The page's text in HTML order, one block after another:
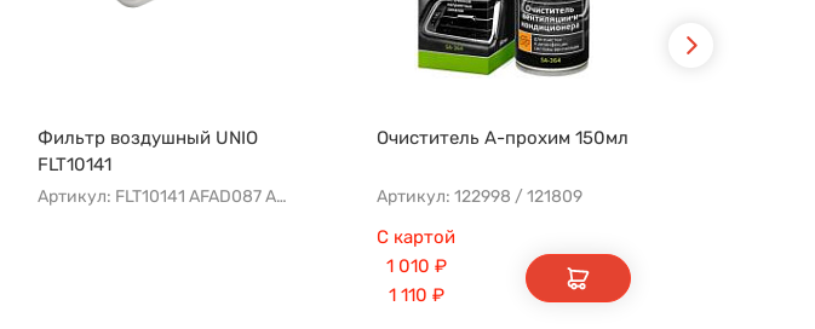
Фильтр воздушный UNIO
FLT10141
Артикул: FLT10141 AFAD087 AG302ECO AP142/3
Очиститель А-прохим 150мл
Артикул: 122998 / 121809
С картой
1 010 ₽
1 110 ₽